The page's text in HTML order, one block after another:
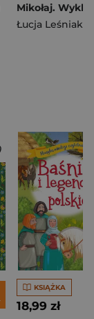
Mikołaj.
Łucja Leśniak
KSIĄŻKA
18,99 zł